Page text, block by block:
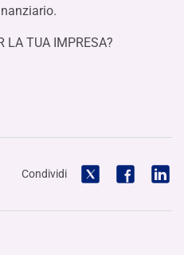
LA TUA IMPRESA?
Condividi